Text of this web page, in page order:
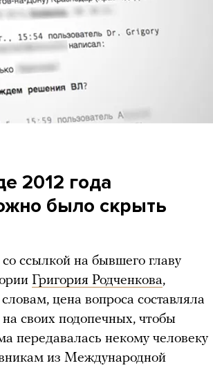
2012 года
было скрыть
ссылкой на бывшего главу
Григория Родченкова,
цена вопроса составляла
своих подопечных, чтобы
передавалась некому человеку
из Международной